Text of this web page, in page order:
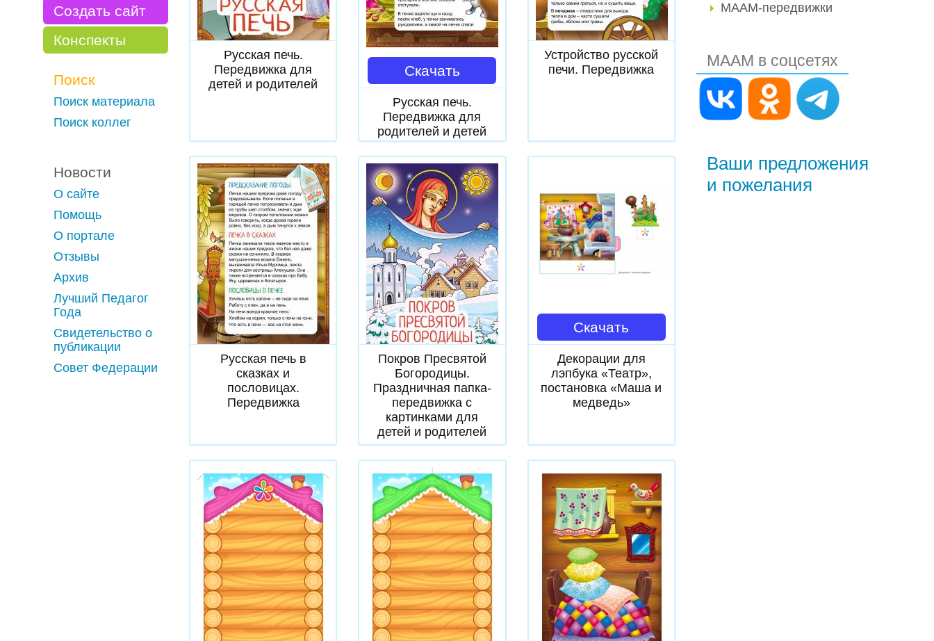
Создать сайт
Конспекты
Поиск
Поиск материала
Поиск коллег
Новости
О сайте
Помощь
О портале
Отзывы
Архив
Лучший Педагог
Года
Свидетельство о
публикации
Совет Федерации
Скачать
Русская печь.
Передвижка для
детей и родителей
Скачать
Русская печь.
Передвижка для
родителей и детей
Скачать
Устройство русской
печи. Передвижка
Скачать
Русская печь в
сказках и
пословицах.
Передвижка
Скачать
Покров Пресвятой
Богородицы.
Праздничная папка-
передвижка с
картинками для
детей и родителей
Скачать
Декорации для
лэпбука «Театр»,
постановка «Маша и
медведь»
Скачать Скачать Скачать
МААМ-передвижки
МААМ в соцсетях
Ваши предложения
и пожелания